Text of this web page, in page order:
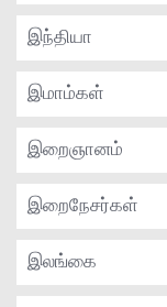
இந்தியா
இமாம்கள்
இறைஞானம்
இறைநேசர்கள்
இலங்கை